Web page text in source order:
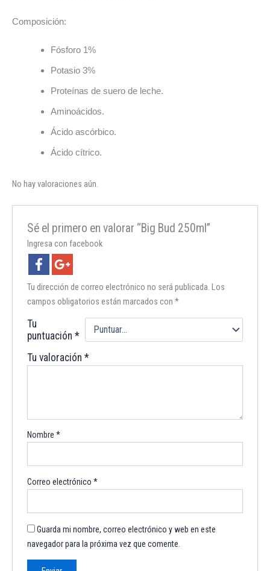
Composición:
Fósforo 1%
Potasio 3%
Proteínas de suero de leche.
Aminoácidos.
Ácido ascórbico.
Ácido cítrico.
No hay valoraciones aún.
Sé el primero en valorar “Big Bud 250ml”
Ingresa con facebook
Tu dirección de correo electrónico no será publicada. Los
campos obligatorios están marcados con*
Tu
puntuación*
Tu valoración*
Nombre*
Correo electrónico*
Guarda mi nombre, correo electrónico y web en este
navegador para la próxima vez que comente.